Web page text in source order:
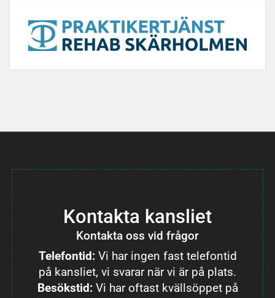
Kontakta kansliet
Kontakta oss vid frågor
Telefontid: Vi har ingen fast telefontid
på kansliet, vi svarar när vi är på plats.
Besökstid: Vi har oftast kvällsöppet på